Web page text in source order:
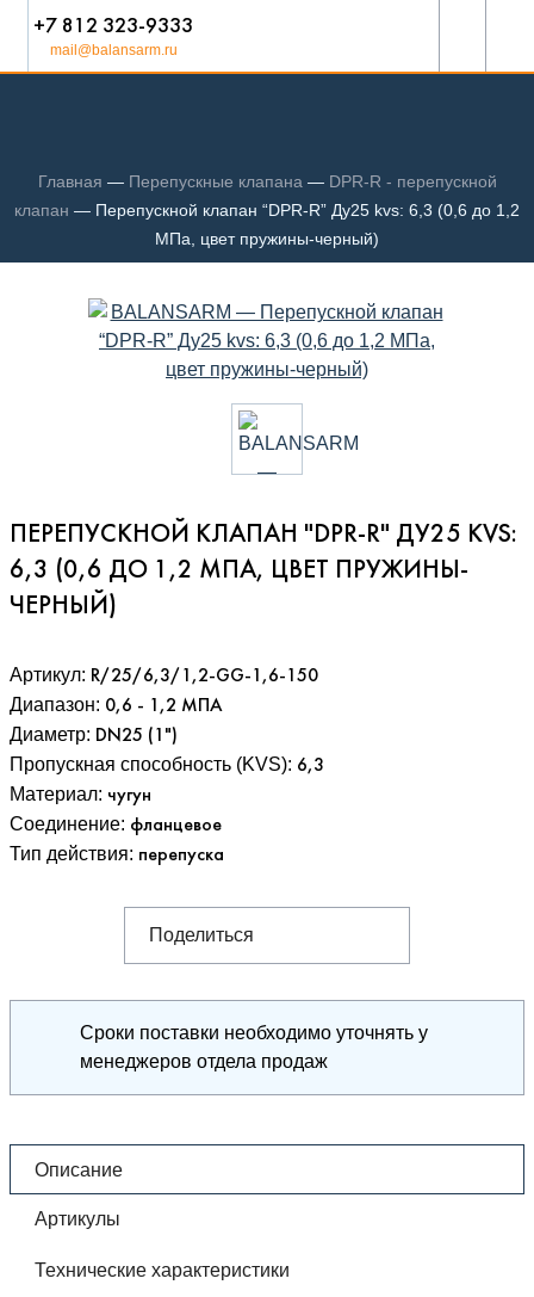
+7 812 323-9333
mail@balansarm.ru
Главная — Перепускные клапана — DPR-R - перепускной
клапан — Перепускной клапан “DPR-R” Ду25 kvs: 6,3 (0,6 до 1,2
МПа, цвет пружины-черный)
ПЕРЕПУСКНОЙ КЛАПАН "DPR-R" ДУ25 KVS:
6,3 (0,6 ДО 1,2 МПА, ЦВЕТ ПРУЖИНЫ-
ЧЕРНЫЙ)
Артикул: R/25/6,3/1,2-GG-1,6-150
Диапазон: 0,6 - 1,2 МПА
Диаметр: DN25 (1")
Пропускная способность (KVS): 6,3
Материал: чугун
Соединение: фланцевое
Тип действия: перепуска
Поделиться
Сроки поставки необходимо уточнять у
менеджеров отдела продаж
Описание
Артикулы
Технические характеристики